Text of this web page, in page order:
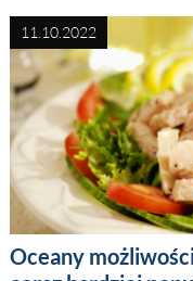
przemysłowe, takie jak
wykorzystać te cenne
11.10.2022
Oceany